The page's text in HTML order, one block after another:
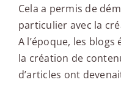
Cela a permis de
particulier avec la
A l’époque, les
la création de
d’articles ont